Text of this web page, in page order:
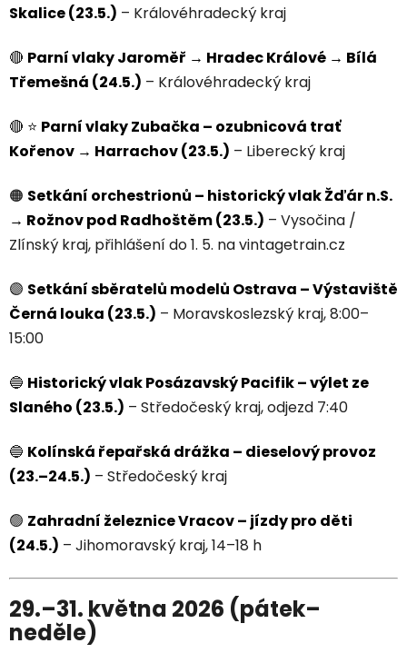
Skalice (23.5.) – Královéhradecký kraj
🔴 Parní vlaky Jaroměř → Hradec Králové → Bílá
Třemešná (24.5.) – Královéhradecký kraj
🔴 ⭐ Parní vlaky Zubačka – ozubnicová trať
Kořenov → Harrachov (23.5.) – Liberecký kraj
🟠 Setkání orchestrionů – historický vlak Žďár n.S.
→ Rožnov pod Radhoštěm (23.5.) – Vysočina /
Zlínský kraj, přihlášení do 1. 5. na vintagetrain.cz
🟣 Setkání sběratelů modelů Ostrava – Výstaviště
Černá louka (23.5.) – Moravskoslezský kraj, 8:00–
15:00
🔵 Historický vlak Posázavský Pacifik – výlet ze
Slaného (23.5.) – Středočeský kraj, odjezd 7:40
🔵 Kolínská řepařská drážka – dieselový provoz
(23.–24.5.) – Středočeský kraj
🟢 Zahradní železnice Vracov – jízdy pro děti
(24.5.) – Jihomoravský kraj, 14–18 h
29.–31. května 2026 (pátek–
neděle)